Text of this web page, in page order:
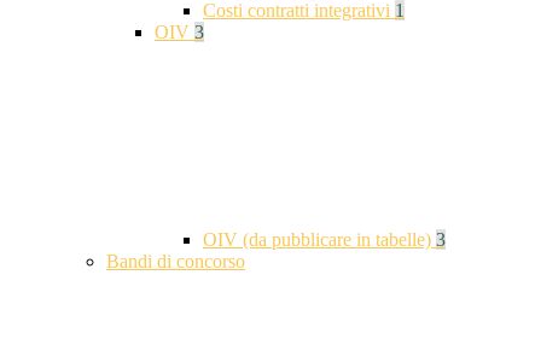
Costi contratti integrativi 1
OIV 3
OIV (da pubblicare in tabelle) 3
Bandi di concorso